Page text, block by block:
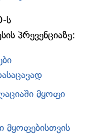
ს
პრევენციაზე:
მყოფი
მყოფებისთვის